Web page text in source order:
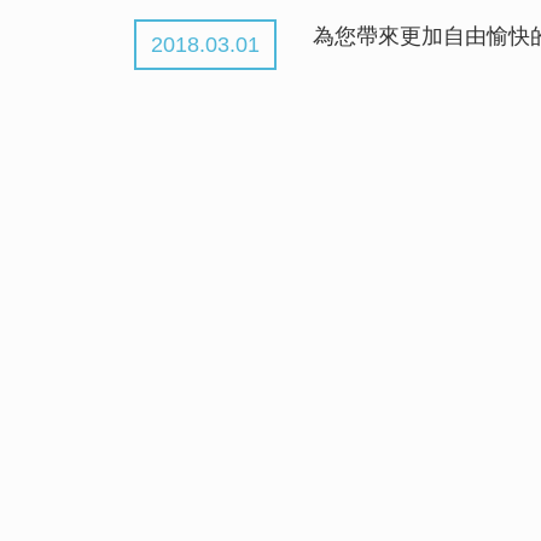
2018.03.01 為您帶來更加自由愉快